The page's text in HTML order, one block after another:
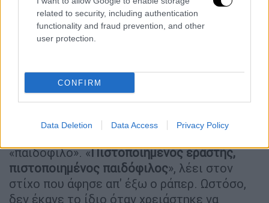
related to security, including authentication
functionality and fraud prevention, and other
user protection.
CONFIRM
Data Deletion Data Access Privacy Policy
να ερμηνεύσω το αγαπημένο τους τραγούδι,
αλλά ξέρεις ότι τους αρέσει να κάνουν
μεγαλύτερη επιτυχία της καριέρας του.
Αυτή τη φορά, για να αποφύγει τα «νομικά
δράματα» ο Κέντρικ Λαμάρ παρέλειψε έναν
«παιδόφιλο». «Πιστοποιημένος εραστής,
πιστοποιημένος παιδόφιλος», λέει στον
στίχο που άφησε απ' έξω ο ράπερ. Ωστόσο,
δεν έκανε το ίδιο όταν χρειάστηκε να